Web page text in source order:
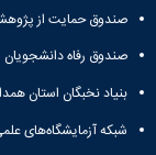
صندوق حمایت از
صندوق رفاه دانشجویان
بنیاد نخبگان استان
شبکه آزمایشگاه‌های